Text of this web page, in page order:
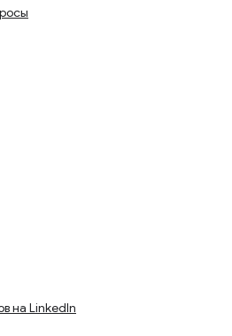
на LinkedIn